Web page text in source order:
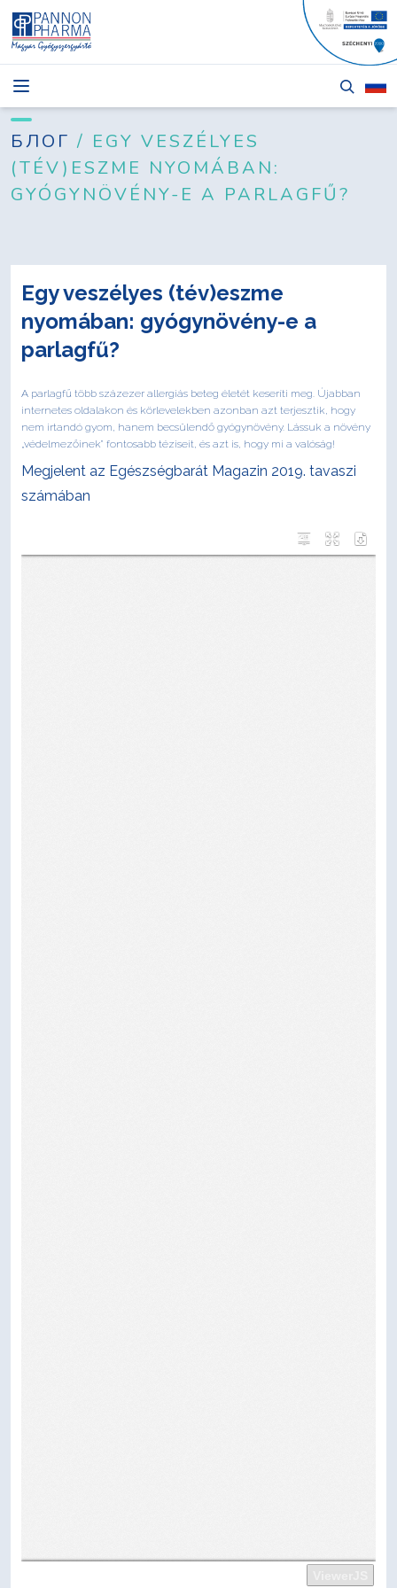
НОВОСТИ
БЛОГ
ПРОДУКТЫ
КОНТАКТЫ
БЛОГ/ EGY VESZÉLYES
(TÉV)ESZME NYOMÁBAN:
GYÓGYNÖVÉNY-E A PARLAGFŰ?
Egy veszélyes (tév)eszme
nyomában: gyógynövény-e a
parlagfű?
A parlagfű több százezer allergiás beteg életét keseríti meg. Újabban
internetes oldalakon és körlevelekben azonban azt terjesztik, hogy
nem irtandó gyom, hanem becsülendő gyógynövény. Lássuk a növény
„védelmezőinek” fontosabb téziseit, és azt is, hogy mi a valóság!
Megjelent az Egészségbarát Magazin 2019. tavaszi
számában